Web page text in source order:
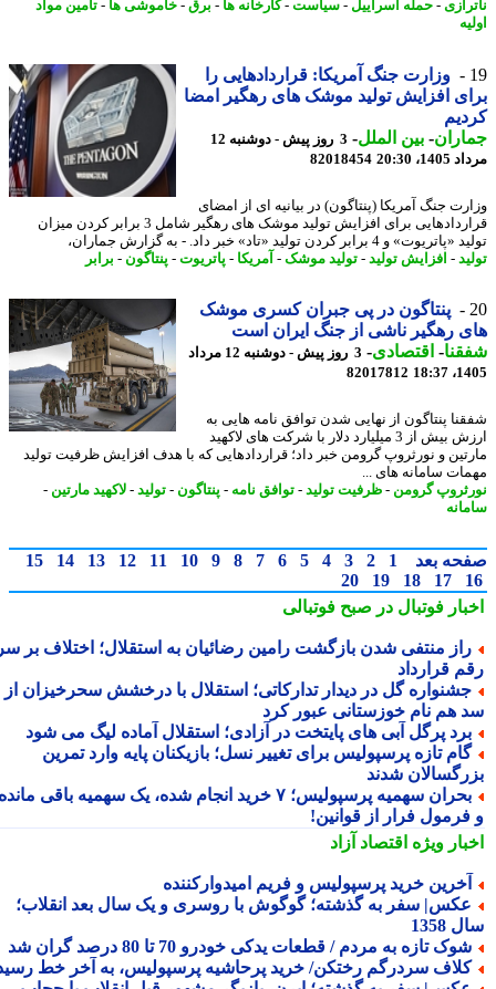
- حمله اسراییل -سیاست-کارخانه ها- برق - خاموشی ها- تامین مواد
وزارت جنگ آمریکا: قراردادهایی را
افزایش تولید موشک های رهگیر امضا
- بین الملل-
3 روز پیش - دوشنبه 12
20:30
82018454
جنگ آمریکا (پنتاگون) در بیانیه ای از امضای
قراردادهایی برای افزایش تولید موشک های رهگیر شامل 3 برابر کردن میزان
و 4 برابر کردن تولید «تاد» خبر داد. - به گزارش جماران،
-افزایش تولید-تولید موشک-آمریکا- پاتریوت -پنتاگون-برابر
پنتاگون در پی جبران کسری موشک
رهگیر ناشی از جنگ ایران است
-اقتصادی-
3 روز پیش - دوشنبه 12 مرداد
82017812
پنتاگون از نهایی شدن توافق نامه هایی به
ارزش بیش از 3 میلیارد دلار با شرکت های لاکهید
و نورثروپ گرومن خبر داد؛ قراردادهایی که با هدف افزایش ظرفیت تولید
سامانه های ...
گرومن -ظرفیت تولید-توافق نامه -پنتاگون-تولید-لاکهید مارتین-
بعد 1
2
3
4
5
6
7
8
9
10
11
12
13
14
15
17
18
19
20
فوتبال در صبح فوتبالی
منتفی شدن بازگشت رامین رضائیان به استقلال؛ اختلاف بر سر
قرارداد
گل در دیدار تدارکاتی؛ استقلال با درخشش سحرخیزان از
هم نام خوزستانی عبور کرد
پرگل آبی های پایتخت در آزادی؛ استقلال آماده لیگ می شود
تازه پرسپولیس برای تغییر نسل؛ بازیکنان پایه وارد تمرین
شدند
بحران سهمیه پرسپولیس؛ ۷ خرید انجام شده، یک سهمیه باقی مانده
فرار از قوانین!
ویژهاقتصاد آزاد
خرید پرسپولیس و فریم امیدوارکننده
سفر به گذشته؛ گوگوش با روسری و یک سال بعد انقلاب؛
1358
تازه به مردم / قطعات یدکی خودرو 70 تا 80 درصد گران شد
سردرگم رختکن/ خرید پرحاشیه پرسپولیس، به آخر خط رسید!